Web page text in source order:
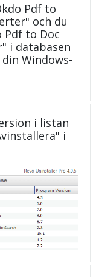
Pdf to
och du
Pdf to Doc
i databasen
Windows-
i listan
i